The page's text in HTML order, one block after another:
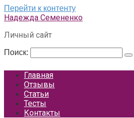
Перейти к контенту
Надежда Семененко
Личный сайт
Поиск:
Главная
Отзывы
Статьи
Тесты
Контакты